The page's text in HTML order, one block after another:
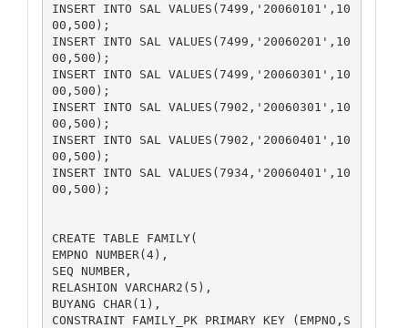
INSERT INTO SAL VALUES(7499,'20060101',10
00,500);
INSERT INTO SAL VALUES(7499,'20060201',10
00,500);
INSERT INTO SAL VALUES(7499,'20060301',10
00,500);
INSERT INTO SAL VALUES(7902,'20060301',10
00,500);
INSERT INTO SAL VALUES(7902,'20060401',10
00,500);
INSERT INTO SAL VALUES(7934,'20060401',10
00,500);
CREATE TABLE FAMILY(
EMPNO NUMBER(4),
SEQ NUMBER,
RELASHION VARCHAR2(5),
BUYANG CHAR(1),
CONSTRAINT FAMILY_PK PRIMARY KEY (EMPNO,S